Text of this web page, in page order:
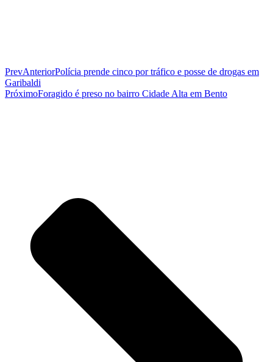
PrevAnteriorPolícia prende cinco por tráfico e posse de drogas em
Garibaldi
PróximoForagido é preso no bairro Cidade Alta em Bento